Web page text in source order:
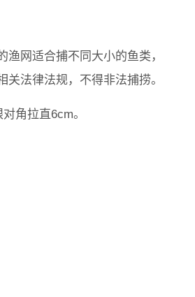
网适合捕不同大小的鱼类，
法律法规，不得非法捕捞。
角拉直6cm。